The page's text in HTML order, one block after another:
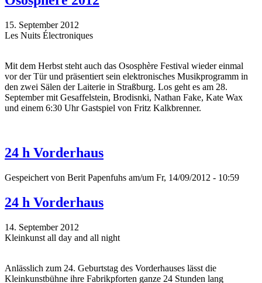
15. September 2012
Les Nuits Électroniques
Mit dem Herbst steht auch das Ososphère Festival wieder einmal
vor der Tür und präsentiert sein elektronisches Musikprogramm in
den zwei Sälen der Laiterie in Straßburg. Los geht es am 28.
September mit Gesaffelstein, Brodisnki, Nathan Fake, Kate Wax
und einem 6:30 Uhr Gastspiel von Fritz Kalkbrenner.
24 h Vorderhaus
Gespeichert von Berit Papenfuhs am/um Fr, 14/09/2012 - 10:59
24 h Vorderhaus
14. September 2012
Kleinkunst all day and all night
Anlässlich zum 24. Geburtstag des Vorderhauses lässt die
Kleinkunstbühne ihre Fabrikpforten ganze 24 Stunden lang